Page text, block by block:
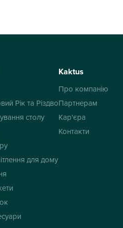
Рік та Різдво
столу
для дому
Kaktus
Про компанію
Партнерам
Кар'єра
Контакти